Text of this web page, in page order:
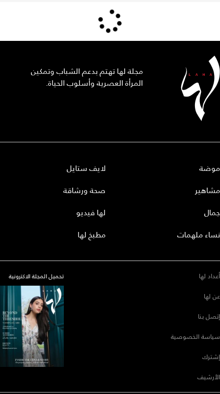
مجلة لها تهتم بدعم الشباب وتمكين
المرأة العصرية وأسلوب الحياة.
موضة
مشاهير
جمال
نساء ملهمات
لايف ستايل
صحة ورشاقة
لها فيديو
مطبخ لها
أعداد لها
عن لها
إتصل بنا
سياسة الخصوصية
إشترك
الأرشيف
تحميل المجلة الاكترونية